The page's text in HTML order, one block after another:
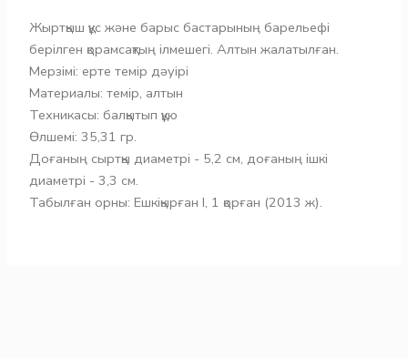
Жыртқыш құс және барыс бастарының барельефі
берілген қорамсақтың ілмешегі. Алтын жалатылған.
Мерзімі: ерте темір дәуірі
Материалы: темір, алтын
Техникасы: балқытып құю
Өлшемі: 35,31 гр.
Доғаның сыртқы диаметрі - 5,2 см, доғаның ішкі
диаметрі - 3,3 см.
Табылған орны: Ешкіқырған I, 1 қорған (2013 ж).